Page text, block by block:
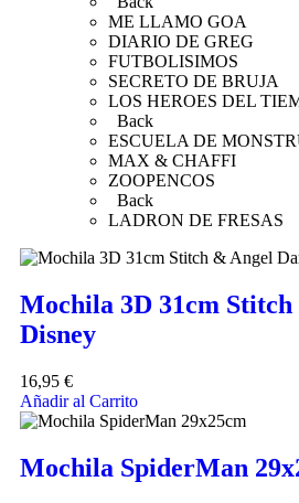
ME LLAMO GOA
DIARIO DE GREG
FUTBOLISIMOS
SECRETO DE BRUJA
LOS HEROES DEL
Back
ESCUELA DE
MAX & CHAFFI
ZOOPENCOS
Back
LADRON DE FRESAS
Mochila 3D 31cm
Disney
16,95 €
Añadir al Carrito
Mochila SpiderMan